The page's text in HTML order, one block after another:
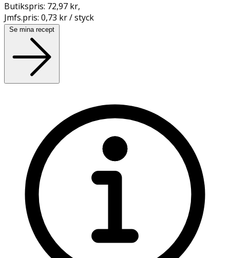
Butikspris: 72,97 kr,
Jmfs.pris: 0,73 kr / styck
Se mina recept